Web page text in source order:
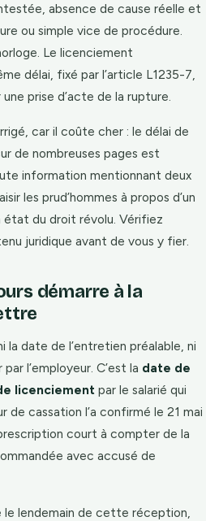
absence de cause réelle et
ou simple vice de procédure.
Le licenciement
délai, fixé par l’article L1235-7,
prise d’acte de la rupture.
car il coûte cher : le délai de
de nombreuses pages est
information mentionnant deux
les prud’hommes à propos d’un
état du droit révolu. Vérifiez
juridique avant de vous y fier.
démarre à la
la date de l’entretien préalable, ni
l’employeur. C’est la date de
licenciement par le salarié qui
de cassation l’a confirmé le 21 mai
court à compter de la
avec accusé de
lendemain de cette réception,